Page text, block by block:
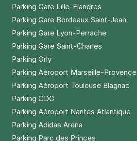
Parking Gare Lille-Flandres
Parking Gare Bordeaux Saint-Jean
Parking Gare Lyon-Perrache
Parking Gare Saint-Charles
Parking Orly
Parking Aéroport Marseille-Provence
Parking Aéroport Toulouse Blagnac
Parking CDG
Parking Aéroport Nantes Atlantique
Parking Adidas Arena
Parking Parc des Princes